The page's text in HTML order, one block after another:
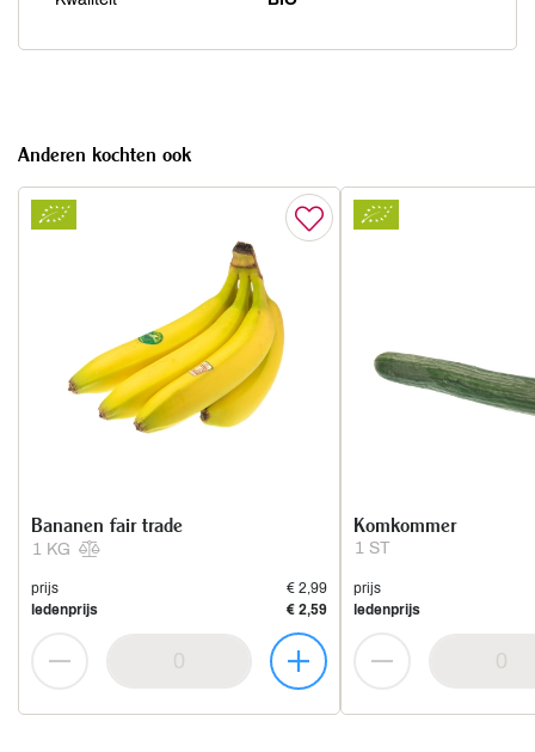
Anderen kochten ook
1 KG
Bananen fair trade
prijs
€ 2,99
ledenprijs
€ 2,59
1 ST
Komkommer
prijs
ledenprijs